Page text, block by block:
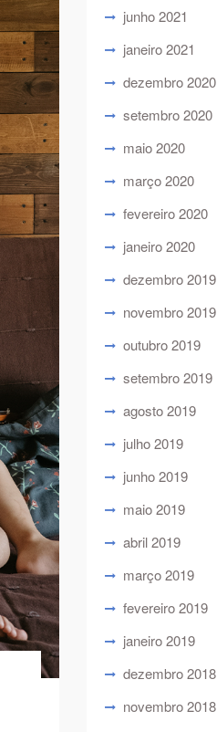
junho 2021
janeiro 2021
dezembro 2020
setembro 2020
maio 2020
março 2020
fevereiro 2020
janeiro 2020
dezembro 2019
novembro 2019
outubro 2019
setembro 2019
agosto 2019
julho 2019
junho 2019
maio 2019
abril 2019
março 2019
fevereiro 2019
janeiro 2019
dezembro 2018
novembro 2018